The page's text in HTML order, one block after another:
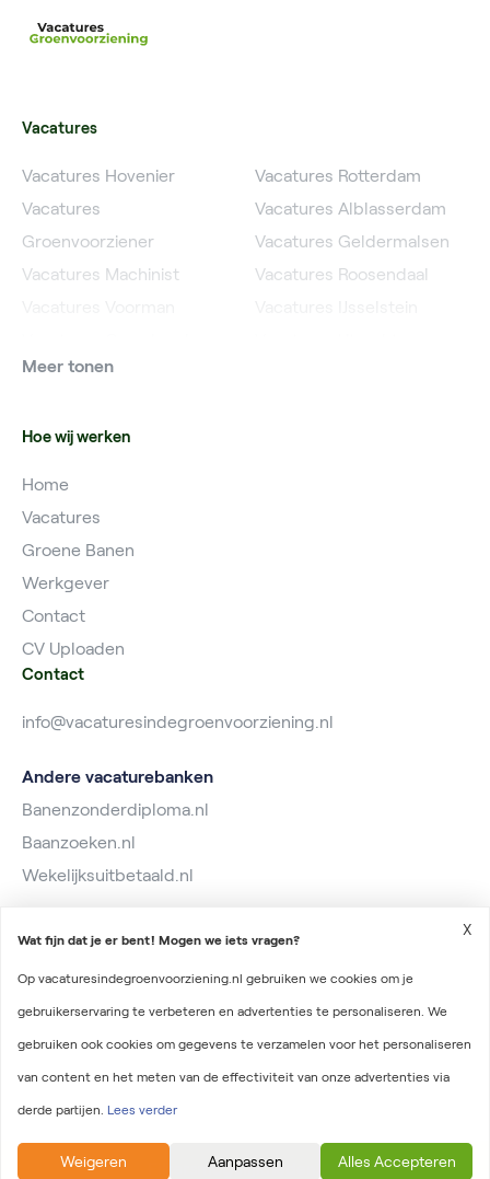
Filtersmogelijkheden
Vacatures
Vacatures Hovenier
Vacatures
Groenvoorziener
Vacatures Machinist
Vacatures Planner
Vacatures Rotterdam
Vacatures Alblasserdam
Vacatures Geldermalsen
Vacatures Roosendaal
Meer tonen
Hoe wij werken
Home
Vacatures
Groene Banen
Werkgever
Contact
CV Uploaden
Contact
info@vacaturesindegroenvoorziening.nl
Andere vacaturebanken
Banenzonderdiploma.nl
Baanzoeken.nl
Wekelijksuitbetaald.nl
Privacyverklaring
Onderdeel van Irys Vacaturelab
Wat fijn dat je er bent! Mogen we iets vragen?
Op vacaturesindegroenvoorziening.nl gebruiken we cookies om je
gebruikerservaring te verbeteren en advertenties te personaliseren. We
gebruiken ook cookies om gegevens te verzamelen voor het personaliseren
van content en het meten van de effectiviteit van onze advertenties via
derde partijen. Lees verder
Weigeren Aanpassen Alles Accepteren
X